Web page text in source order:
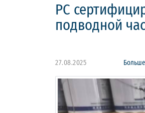
РС
подводной
27.08.2025